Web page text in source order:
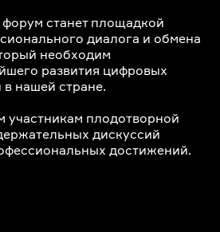
форум станет площадкой
диалога и обмена
необходим
развития цифровых
в нашей стране.
участникам плодотворной
дискуссий
достижений.